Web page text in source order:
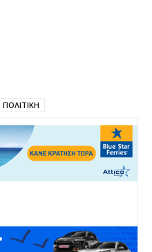
ΠΟΛΙΤΙΚΗ